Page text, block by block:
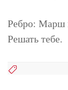
Ребро: Марш
Решать тебе.